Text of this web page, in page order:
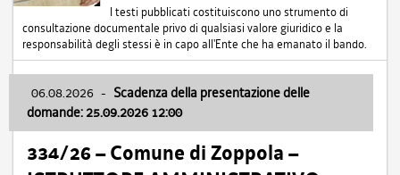
I testi pubblicati costituiscono uno strumento di
consultazione documentale privo di qualsiasi valore giuridico e la
responsabilità degli stessi è in capo all'Ente che ha emanato il bando.
06.08.2026 - Scadenza della presentazione delle
domande: 25.09.2026 12:00
334/26 – Comune di Zoppola –